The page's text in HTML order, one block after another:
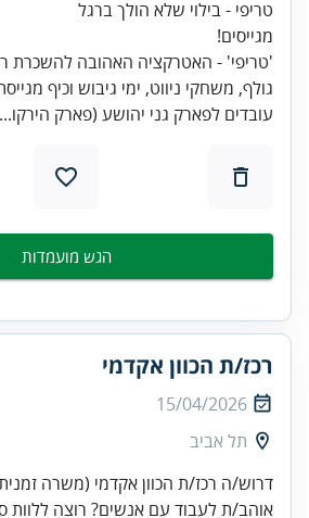
גולף, משחקי ניווט, ימי גיבוש וכיף
עובדים לפארק גני יהושע (פארק הירקו...
הגש מועמדות
רכז/ת הכוון אקדמי
15/04/2026
תל אביב
אוהב/ת לעבוד עם אנשים? רוצה ללוות